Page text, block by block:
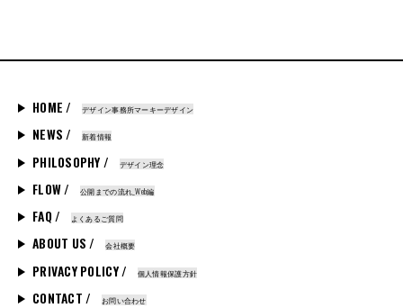
HOME / デザイン事務所マーキーデザイン
NEWS / 新着情報
PHILOSOPHY / デザイン理念
FLOW / 公開までの流れ_Web編
FAQ / よくあるご質問
ABOUT US / 会社概要
PRIVACY POLICY / 個人情報保護方針
CONTACT / お問い合わせ